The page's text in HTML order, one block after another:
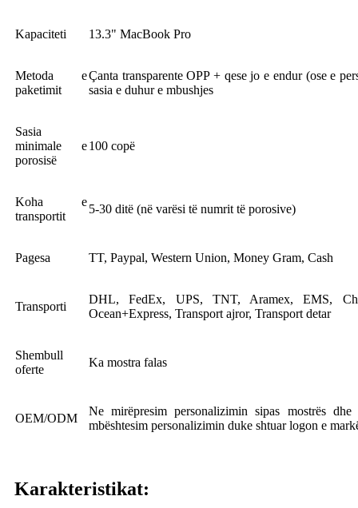
Kapaciteti 13.3" MacBook Pro
Metoda e
paketimit
Çanta transparente OPP + qese jo e endur (ose e
sasia e duhur e mbushjes
Sasia
minimale e
porosisë
100 copë
Koha e
transportit
5-30 ditë (në varësi të numrit të porosive)
Pagesa TT, Paypal, Western Union, Money Gram, Cash
Transporti
DHL, FedEx, UPS, TNT, Aramex, EMS,
Ocean+Express, Transport ajror, Transport detar
Shembull
oferte
Ka mostra falas
OEM/ODM
Ne mirëpresim personalizimin sipas mostrës
mbështesim personalizimin duke shtuar logon e
Karakteristikat: